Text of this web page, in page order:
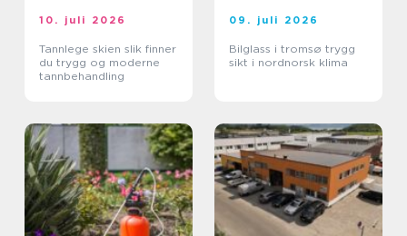
10. juli 2026
Tannlege skien slik finner
du trygg og moderne
tannbehandling
09. juli 2026
Bilglass i tromsø trygg
sikt i nordnorsk klima